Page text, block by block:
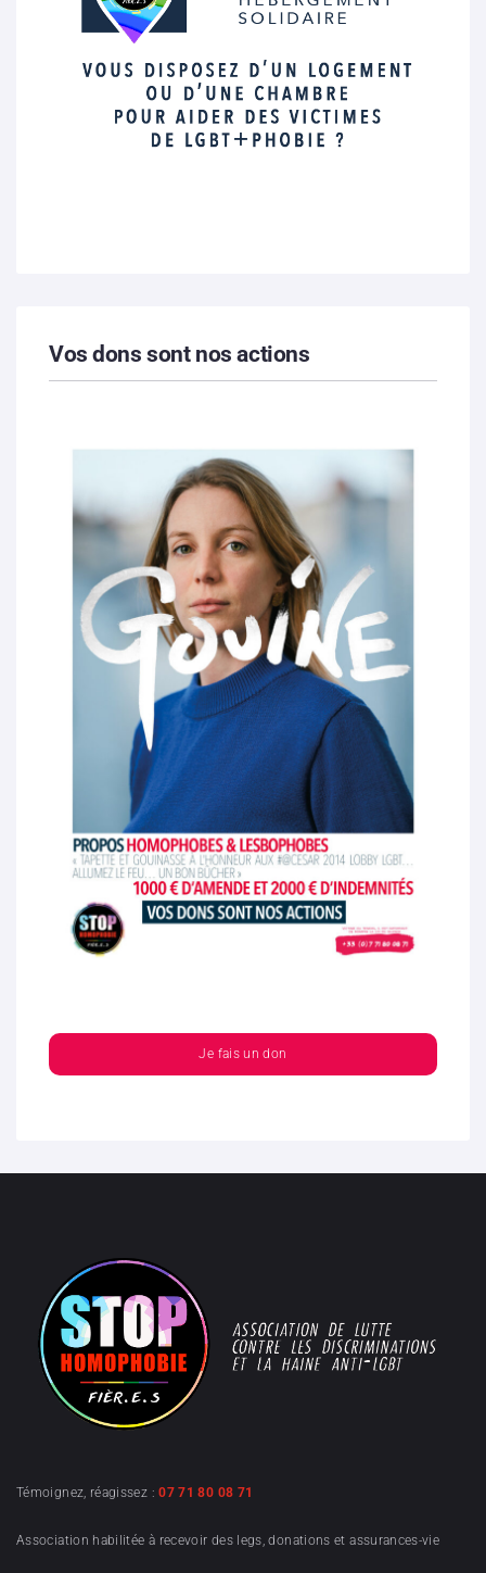
Vos dons sont nos actions
Je fais un don
Témoignez, réagissez :07 71 80 08 71
Association habilitée à recevoir des legs, donations et assurances-vie